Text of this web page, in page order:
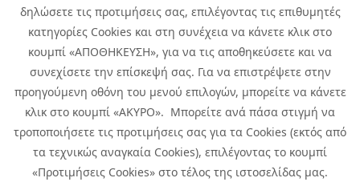
δηλώσετε τις προτιμήσεις σας, επιλέγοντας τις επιθυμητές
κατηγορίες Cookies και στη συνέχεια να κάνετε κλικ στο
κουμπί «ΑΠΟΘΗΚΕΥΣΗ», για να τις αποθηκεύσετε και να
συνεχίσετε την επίσκεψή σας. Για να επιστρέψετε στην
προηγούμενη οθόνη του μενού επιλογών, μπορείτε να κάνετε
κλικ στο κουμπί «ΑΚΥΡΟ». Μπορείτε ανά πάσα στιγμή να
τροποποιήσετε τις προτιμήσεις σας για τα Cookies (εκτός από
τα τεχνικώς αναγκαία Cookies), επιλέγοντας το κουμπί
«Προτιμήσεις Cookies» στο τέλος της ιστοσελίδας μας.
Copyright © 2026 Infoquest.gr Με επιφύλαξη κάθε νόμιμου δικαιώματος.
Πολιτική Cookies Προτιμήσεις Cookies | Όροι Χρήσης
Πολιτική Απορρήτου: Για να ενημερωθείτε σχετικά με την επεξεργασία
προσωπικών δεδομένων πατήστεεδώ .
Ειδική Δήλωση CCTV
Ειδική Δήλωση Απορρήτου Υποβολής